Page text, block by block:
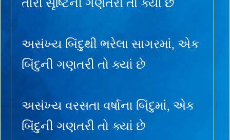
તારી સૃષ્ટિની ગણતરી તો ક્યાં છે
અસંખ્ય બિંદુથી ભરેલા સાગરમાં, એક
બિંદુની ગણતરી તો ક્યાં છે
અસંખ્ય વરસતા વર્ષાના બિંદુમાં, એક
બિંદુની ગણતરી તો ક્યાં છે